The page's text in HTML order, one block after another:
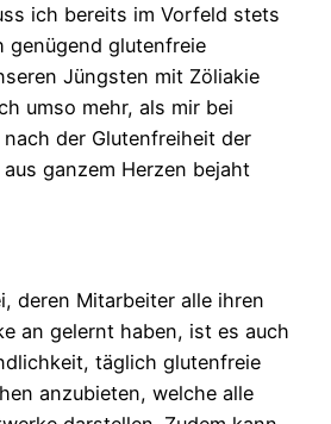
ich bereits im Vorfeld stets
genügend glutenfreie
Jüngsten mit Zöliakie
umso mehr, als mir bei
der Glutenfreiheit der
ganzem Herzen bejaht
deren Mitarbeiter alle ihren
an gelernt haben, ist es auch
täglich glutenfreie
anzubieten, welche alle